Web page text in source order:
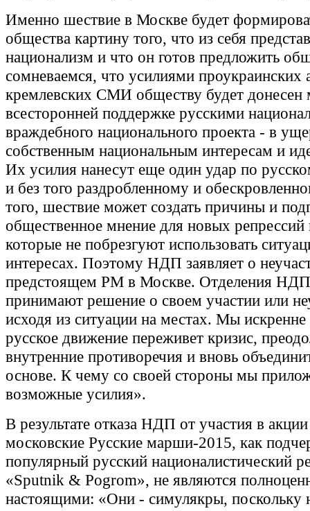
Именно шествие в Москве будет
общества картину того, что из себя
национализм и что он готов предложить
сомневаемся, что усилиями проукраинских
кремлевских СМИ обществу будет донесен
всесторонней поддержке русскими
враждебного национального проекта - в
собственным национальным интересам и
Их усилия нанесут еще один удар по
и без того раздробленному и
того, шествие может создать причины и
общественное мнение для новых репрессий
которые не побрезгуют использовать
интересах. Поэтому НДП заявляет о
предстоящем РМ в Москве. Отделения НДП
принимают решение о своем участии или
исходя из ситуации на местах. Мы искренне
русское движение переживет кризис,
внутренние противоречия и вновь
основе. К чему со своей стороны мы
возможные усилия».
В результате отказа НДП от участия в акции
московские Русские марши-2015, как
популярный русский националистический
«Sputnik & Pogrom», не являются
настоящими: «Они - симулякры, поскольку